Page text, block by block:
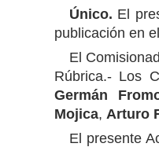
Único. El
publicación en
El
Rúbrica.- Los
Germán
Mojica, Arturo
El presente